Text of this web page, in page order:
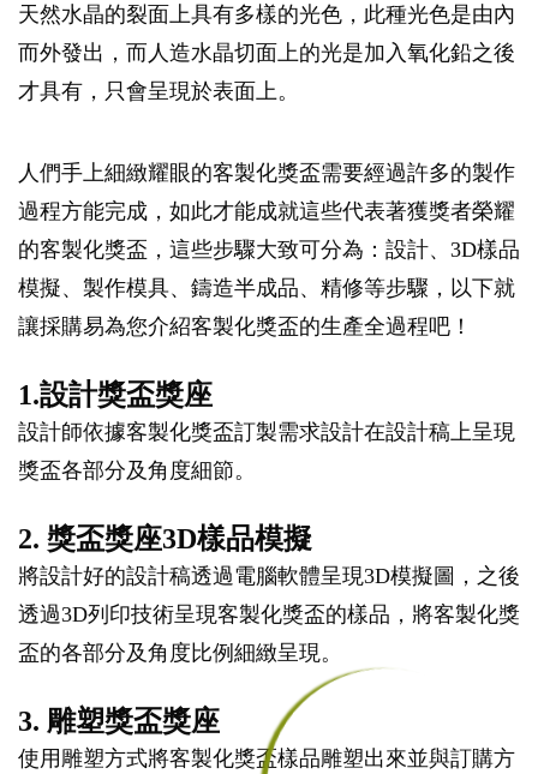
天然水晶的裂面上具有多樣的光色，此種光色是由內
而外發出，而人造水晶切面上的光是加入氧化鉛之後
才具有，只會呈現於表面上。
人們手上細緻耀眼的客製化獎盃需要經過許多的製作
過程方能完成，如此才能成就這些代表著獲獎者榮耀
的客製化獎盃，這些步驟大致可分為：設計、3D樣品
模擬、製作模具、鑄造半成品、精修等步驟，以下就
讓採購易為您介紹客製化獎盃的生產全過程吧！
1.設計獎盃獎座
設計師依據客製化獎盃訂製需求設計在設計稿上呈現
獎盃各部分及角度細節。
2. 獎盃獎座3D樣品模擬
將設計好的設計稿透過電腦軟體呈現3D模擬圖，之後
透過3D列印技術呈現客製化獎盃的樣品，將客製化獎
盃的各部分及角度比例細緻呈現。
3. 雕塑獎盃獎座
使用雕塑方式將客製化獎盃樣品雕塑出來並與訂購方